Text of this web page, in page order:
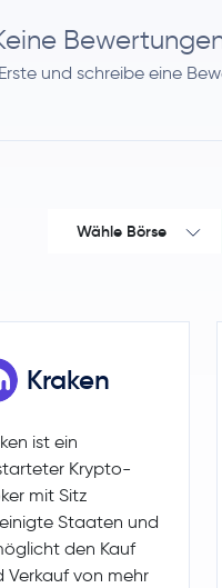
und schreibe eine
Wähle Börse
Kraken
ist ein
Krypto-
mit Sitz
Staaten und
den Kauf
Verkauf von mehr